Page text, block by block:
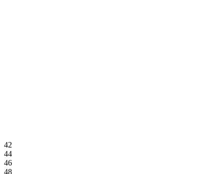
42
44
46
48